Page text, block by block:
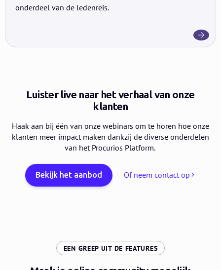
onderdeel van de ledenreis.
Luister live naar het verhaal van onze
klanten
Haak aan bij één van onze webinars om te horen hoe onze
klanten meer impact maken dankzij de diverse onderdelen
van het Procurios Platform.
Bekijk het aanbod Of neem contact op
EEN GREEP UIT DE FEATURES: